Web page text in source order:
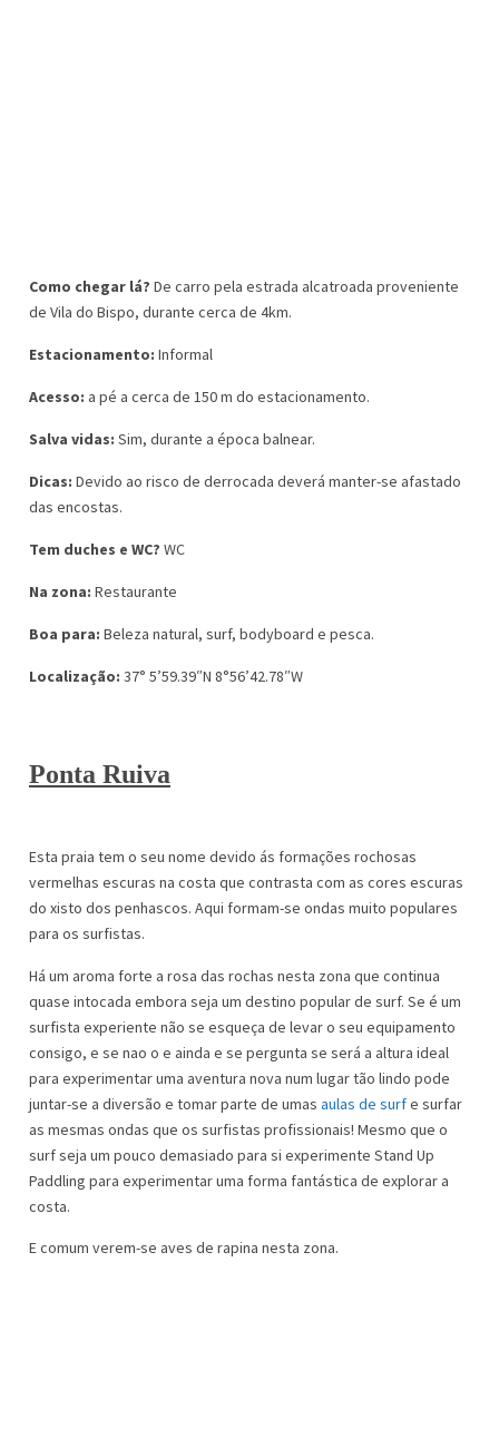
Como chegar lá? De carro pela estrada alcatroada proveniente
de Vila do Bispo, durante cerca de 4km.
Estacionamento: Informal
Acesso: a pé a cerca de 150 m do estacionamento.
Salva vidas: Sim, durante a época balnear.
Dicas: Devido ao risco de derrocada deverá manter-se afastado
das encostas.
Tem duches e WC? WC
Na zona: Restaurante
Boa para: Beleza natural, surf, bodyboard e pesca.
Localização: 37° 5’59.39″N 8°56’42.78″W
Ponta Ruiva
Esta praia tem o seu nome devido ás formações rochosas
vermelhas escuras na costa que contrasta com as cores escuras
do xisto dos penhascos. Aqui formam-se ondas muito populares
para os surfistas.
Há um aroma forte a rosa das rochas nesta zona que continua
quase intocada embora seja um destino popular de surf. Se é um
surfista experiente não se esqueça de levar o seu equipamento
consigo, e se nao o e ainda e se pergunta se será a altura ideal
para experimentar uma aventura nova num lugar tão lindo pode
juntar-se a diversão e tomar parte de umas aulas de surfe surfar
as mesmas ondas que os surfistas profissionais! Mesmo que o
surf seja um pouco demasiado para si experimente Stand Up
Paddling para experimentar uma forma fantástica de explorar a
costa.
E comum verem-se aves de rapina nesta zona.